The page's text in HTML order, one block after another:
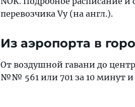
перевозчика Vy (на англ.).
Из аэропорта в
От воздушной гавани до
№№ 561 или 701 за 10 минут и